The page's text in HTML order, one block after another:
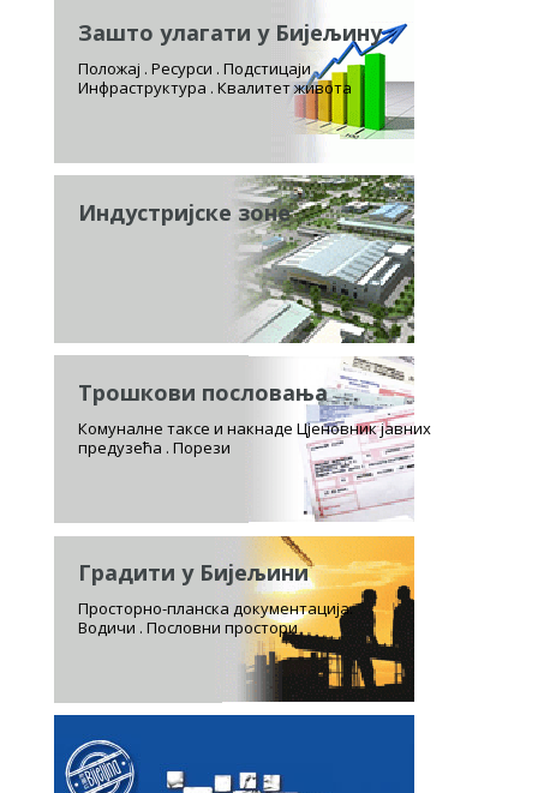
Зашто улагати у Бијељину
Положај . Ресурси . Подстицаји
Инфраструктура . Квалитет живота
Индустријске зоне
Трошкови пословања
Комуналне таксе и накнаде Цјеновник јавних
предузећа . Порези
Градити у Бијељини
Просторно-планска документација.
Водичи . Пословни простори